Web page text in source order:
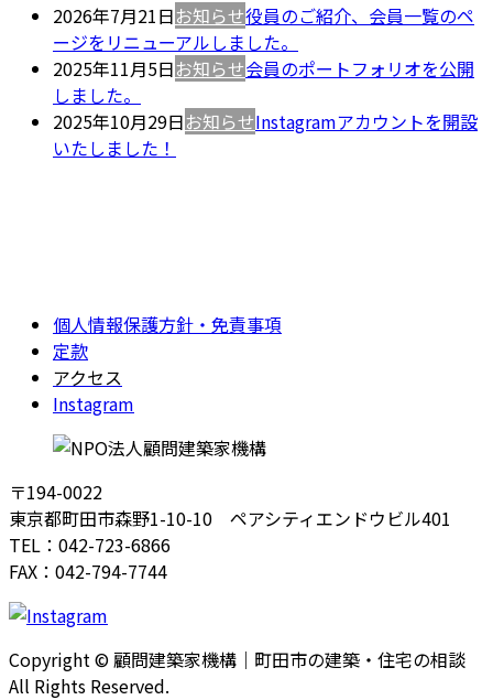
2026年7月21日お知らせ役員のご紹介、会員一覧のペ
ージをリニューアルしました。
2025年11月5日お知らせ会員のポートフォリオを公開
しました。
2025年10月29日お知らせInstagramアカウントを開設
いたしました！
個人情報保護方針・免責事項
定款
アクセス
Instagram
〒194-0022
東京都町田市森野1-10-10 ペアシティエンドウビル401
TEL：042-723-6866
FAX：042-794-7744
Copyright © 顧問建築家機構｜町田市の建築・住宅の相談
All Rights Reserved.